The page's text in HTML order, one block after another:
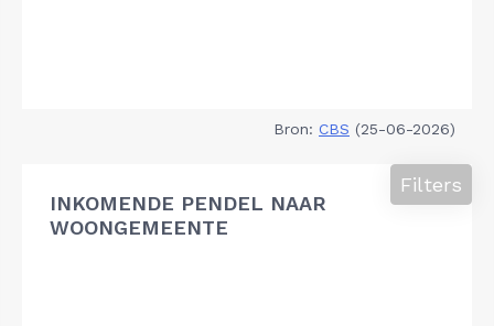
Bron: CBS (25-06-2026)
INKOMENDE PENDEL NAAR
WOONGEMEENTE
Filters